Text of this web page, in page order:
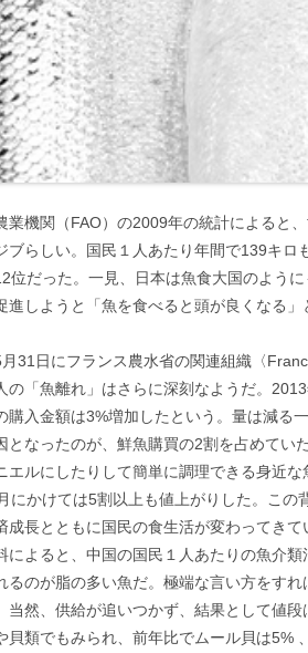
機関（FAO）の2009年の統計によると
ブらしい。国民１人あたり年間で139キ
位だった。一見、日本は魚食大国のよう
進しようと「魚を食べると頭が良くなる
31日にフランス農水省の関連組織〈
の「魚離れ」はさらに深刻なようだ。
購入金額は3%増加したという。量は減る
となったのが、鮮魚購買の2割を占めて
エルにしたりして簡単に調理できる身近
にかけては5割以上も値上がりした。こ
成長とともに国民の食生活が変わってきて
よると、中国の国民１人あたりの魚介
るのが脂の多い魚だ。極端な言い方をす
当然、供給が追いつかず、結果として値
貝類でもみられ、前年比でムール貝は5%